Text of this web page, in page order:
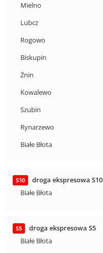
Mielno
Lubcz
Rogowo
Biskupin
Żnin
Kowalewo
Szubin
Rynarzewo
Białe Błota
S10
droga ekspresowa S10
Białe Błota
S5
droga ekspresowa S5
Białe Błota